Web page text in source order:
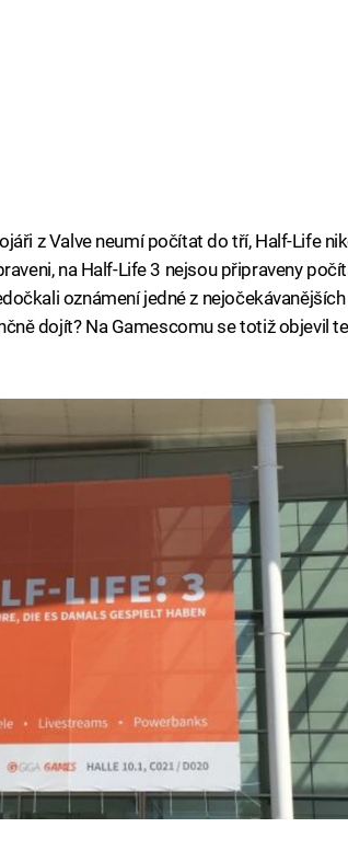
z Valve neumí počítat do tří, Half-Life
na Half-Life 3 nejsou připraveny
oznámení jedné z nejočekávanějších
dojít? Na Gamescomu se totiž objevil